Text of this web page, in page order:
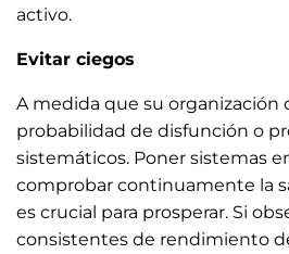
activo.
Evitar ciegos
A medida que su organización
probabilidad de disfunción o
sistemáticos. Poner sistemas
comprobar continuamente la
es crucial para prosperar. Si
consistentes de rendimiento